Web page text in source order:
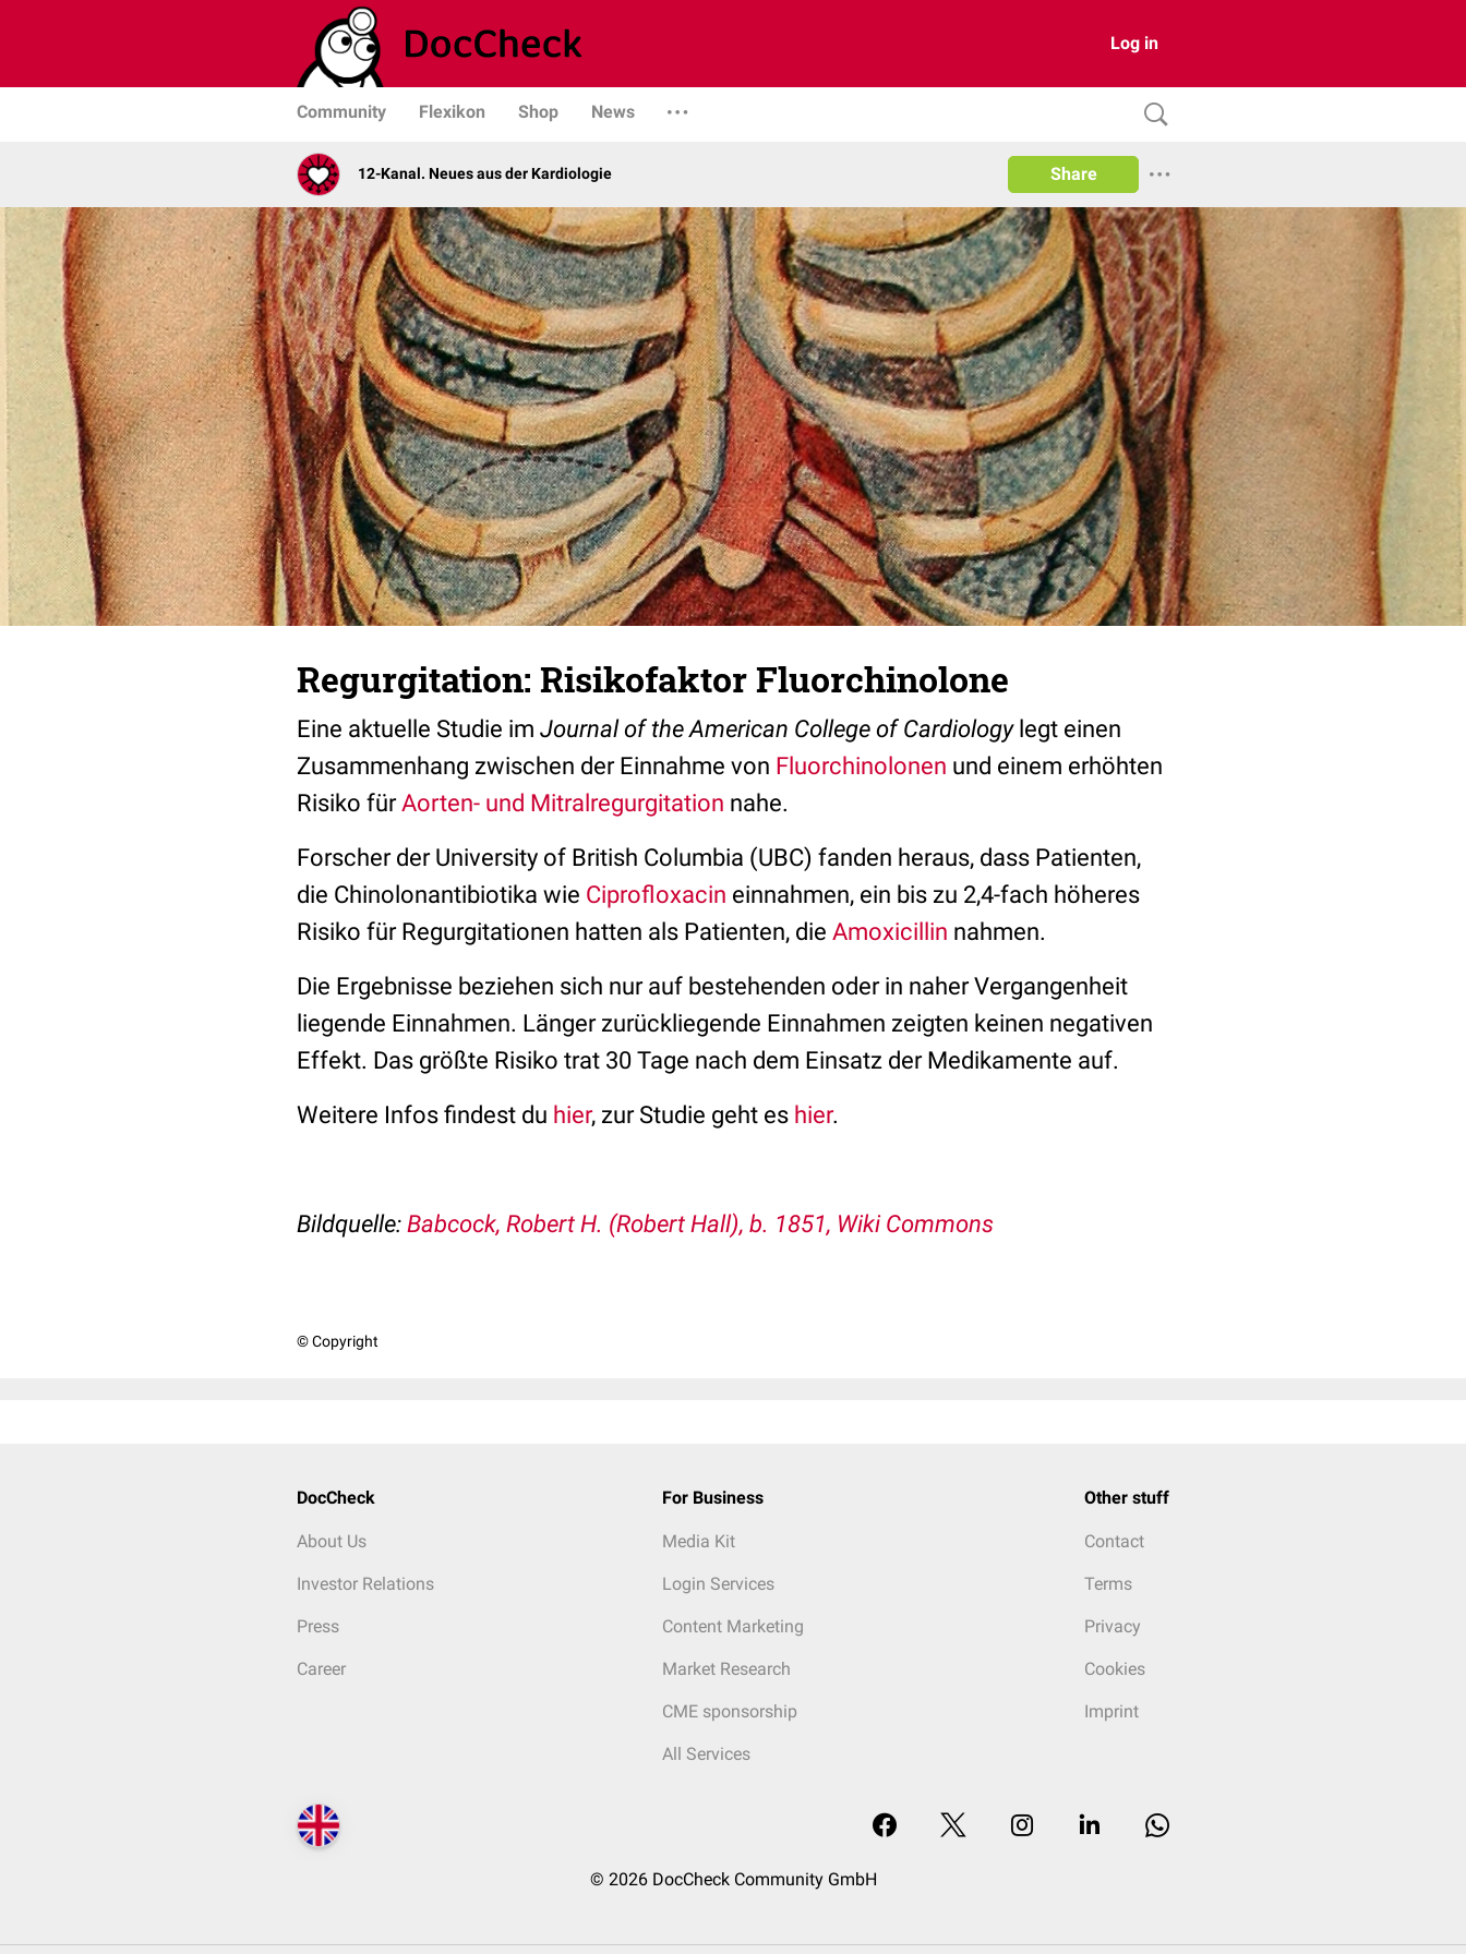
Log in
Community Flexikon Shop News
12-Kanal. Neues aus der Kardiologie Share
Regurgitation: Risikofaktor Fluorchinolone
Eine aktuelle Studie im Journal of the American College of Cardiology legt einen
Zusammenhang zwischen der Einnahme von Fluorchinolonen und einem erhöhten
Risiko fürAorten- und Mitralregurgitation nahe.
Forscher der University of British Columbia (UBC) fanden heraus, dass Patienten,
die Chinolonantibiotika wie Ciprofloxacin einnahmen, ein bis zu 2,4-fach höheres
Risiko für Regurgitationen hatten als Patienten, die Amoxicillin nahmen.
Die Ergebnisse beziehen sich nur auf bestehenden oder in naher Vergangenheit
liegende Einnahmen. Länger zurückliegende Einnahmen zeigten keinen negativen
Effekt. Das größte Risiko trat 30 Tage nach dem Einsatz der Medikamente auf.
Weitere Infos findest du hier, zur Studie geht es hier.
Bildquelle: Babcock, Robert H. (Robert Hall), b. 1851, Wiki Commons
© Copyright
DocCheck
About Us
Investor Relations
Press
Career
For Business
Media Kit
Login Services
Content Marketing
Market Research
CME sponsorship
All Services
Other stuff
Contact
Terms
Privacy
Cookies
Imprint
© 2026 DocCheck Community GmbH